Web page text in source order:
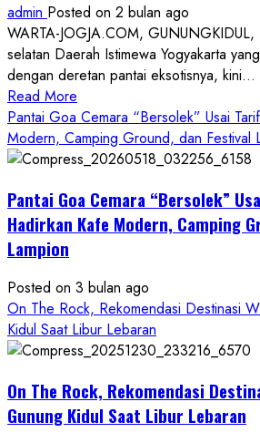
admin Posted on 2 bulan ago
WARTA-JOGJA.COM,
selatan Daerah Istimewa Yogyakarta
dengan deretan pantai eksotisnya, kini...
Read More
more
about
ON
ROCK
Gunungkidul
Baru,
Padukan
Keindahan
Alam
Wisata
Kekinian
Pantai Goa Cemara “Bersolek” Usai
Modern, Camping Ground, dan Festival
Pantai Goa Cemara “Bersolek”
Hadirkan Kafe Modern, Camping
Lampion
Posted on 3 bulan ago
On The Rock, Rekomendasi Destinasi
Kidul Saat Libur Lebaran
On The Rock, Rekomendasi
Gunung Kidul Saat Libur Lebaran